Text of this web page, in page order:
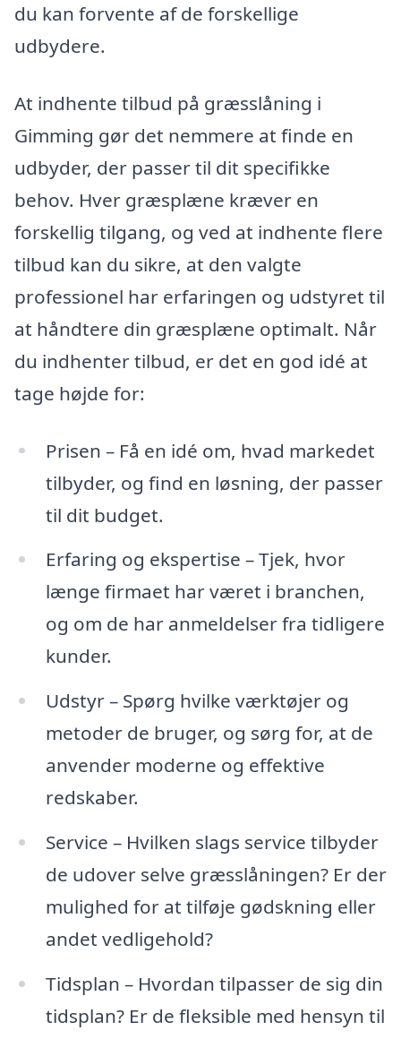
du kan forvente af de forskellige
udbydere.
At indhente tilbud på græsslåning i
Gimming gør det nemmere at finde en
udbyder, der passer til dit specifikke
behov. Hver græsplæne kræver en
forskellig tilgang, og ved at indhente flere
tilbud kan du sikre, at den valgte
professionel har erfaringen og udstyret til
at håndtere din græsplæne optimalt. Når
du indhenter tilbud, er det en god idé at
tage højde for:
Prisen – Få en idé om, hvad markedet
tilbyder, og find en løsning, der passer
til dit budget.
Erfaring og ekspertise – Tjek, hvor
længe firmaet har været i branchen,
og om de har anmeldelser fra tidligere
kunder.
Udstyr – Spørg hvilke værktøjer og
metoder de bruger, og sørg for, at de
anvender moderne og effektive
redskaber.
Service – Hvilken slags service tilbyder
de udover selve græsslåningen? Er der
mulighed for at tilføje gødskning eller
andet vedligehold?
Tidsplan – Hvordan tilpasser de sig din
tidsplan? Er de fleksible med hensyn til